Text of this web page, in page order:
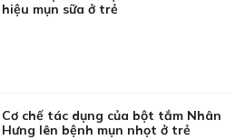
hiệu mụn sữa ở trẻ
Cơ chế tác dụng của bột tắm Nhân
Hưng lên bệnh mụn nhọt ở trẻ